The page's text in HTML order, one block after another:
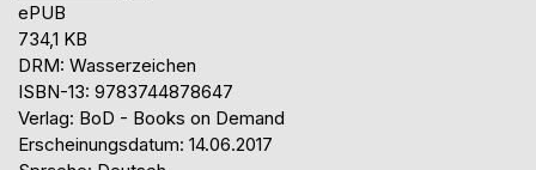
ePUB
734,1 KB
DRM: Wasserzeichen
ISBN-13: 9783744878647
Verlag: BoD - Books on Demand
Erscheinungsdatum: 14.06.2017